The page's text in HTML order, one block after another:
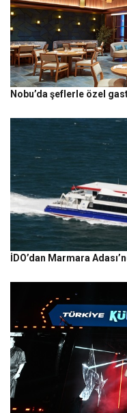
Nobu’da şeflerle özel
İDO’dan Marmara